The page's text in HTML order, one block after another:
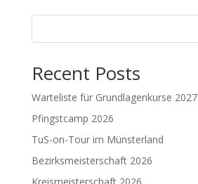
Recent Posts
Warteliste für Grundlagenkurse 2027
Pfingstcamp 2026
TuS-on-Tour im Münsterland
Bezirksmeisterschaft 2026